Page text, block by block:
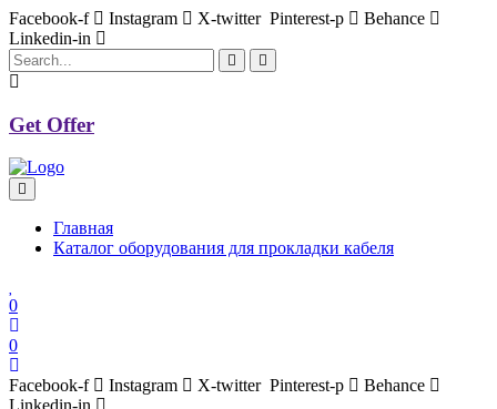
Facebook-f Instagram X-twitter Pinterest-p
Behance
Linkedin-in
Get Offer
Главная
Каталог оборудования для прокладки кабеля
0
0
Facebook-f Instagram X-twitter Pinterest-p
Behance